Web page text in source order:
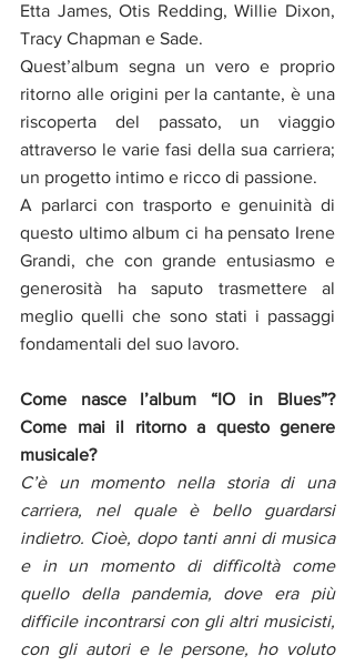
Etta James, Otis Redding, Willie Dixon,
Tracy Chapman e Sade.
Quest’album segna un vero e proprio
ritorno alle origini per la cantante, è una
riscoperta del passato, un viaggio
attraverso le varie fasi della sua carriera;
un progetto intimo e ricco di passione.
A parlarci con trasporto e genuinità di
questo ultimo album ci ha pensato Irene
Grandi, che con grande entusiasmo e
generosità ha saputo trasmettere al
meglio quelli che sono stati i passaggi
fondamentali del suo lavoro.
Come nasce l’album “IO in Blues”?
Come mai il ritorno a questo genere
musicale?
C’è un momento nella storia di una
carriera, nel quale è bello guardarsi
indietro. Cioè, dopo tanti anni di musica
e in un momento di difficoltà come
quello della pandemia, dove era più
difficile incontrarsi con gli altri musicisti,
con gli autori e le persone, ho voluto